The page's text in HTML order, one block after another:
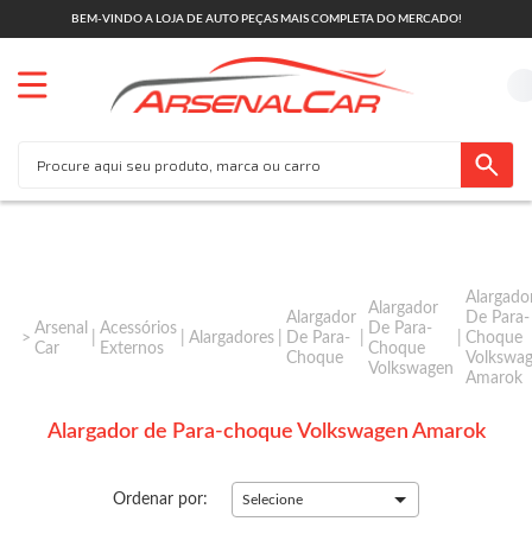
BEM-VINDO A LOJA DE AUTO PEÇAS MAIS COMPLETA DO MERCADO!
Arsenal
Car
Acessórios
Externos
Alargadores
Alargador
De Para-
Choque
Alargador
De Para-
Choque
Volkswagen
De Para-
Choque
Amarok
Alargador de Para-choque Volkswagen Amarok
Ordenar por: Selecione